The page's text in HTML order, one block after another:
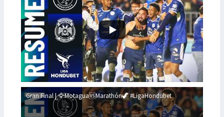
Gran Final | 🦅Motagua🆚Marathón🦖 #LigaHondubet